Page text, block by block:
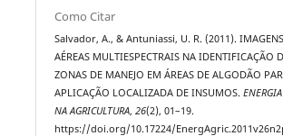
Como Citar
Salvador, A., & Antuniassi, U. R. (2011). IMAGENS
AÉREAS MULTIESPECTRAIS NA IDENTIFICAÇÃO
ZONAS DE MANEJO EM ÁREAS DE ALGODÃO
APLICAÇÃO LOCALIZADA DE INSUMOS.ENERGIA
NA AGRICULTURA,26(2), 01–19.
https://doi.org/10.17224/